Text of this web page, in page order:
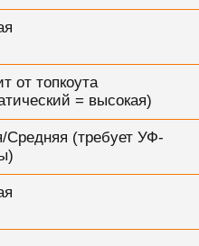
от топкоута
= высокая)
Средняя (требует УФ-